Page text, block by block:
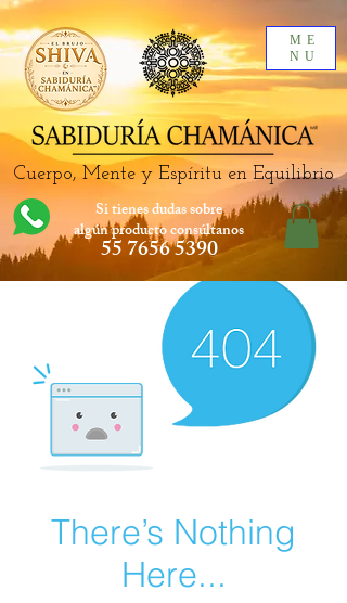
ME
NU
Cuerpo, Mente y Espíritu en Equilibrio
Si tienes dudas sobre
algún productoconsúltanos
55 7656 5390
There’s Nothing
Here...